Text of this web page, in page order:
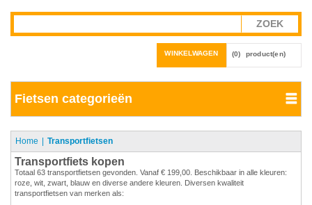
WINKELWAGEN (0) product(en)
Fietsen categorieën
Home Transportfietsen
Transportfiets kopen
Totaal 63 transportfietsen gevonden. Vanaf € 199,00. Beschikbaar in alle kleuren:
roze, wit, zwart, blauw en diverse andere kleuren. Diversen kwaliteit
transportfietsen van merken als: